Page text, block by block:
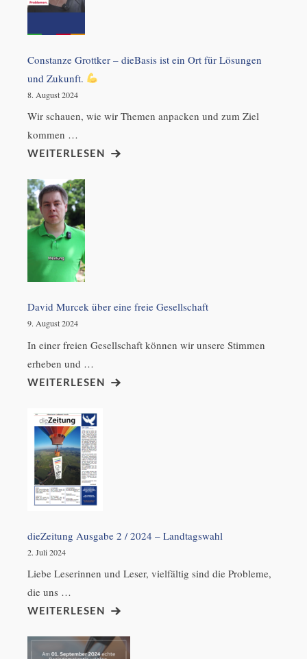
Constanze Grottker – dieBasis ist ein Ort für Lösungen
und Zukunft.
8. August 2024
Wir schauen, wie wir Themen anpacken und zum Ziel
kommen …
WEITERLESEN
David Murcek über eine freie Gesellschaft
9. August 2024
In einer freien Gesellschaft können wir unsere Stimmen
erheben und …
WEITERLESEN
dieZeitung Ausgabe 2 / 2024 – Landtagswahl
2. Juli 2024
Liebe Leserinnen und Leser, vielfältig sind die Probleme,
die uns …
WEITERLESEN